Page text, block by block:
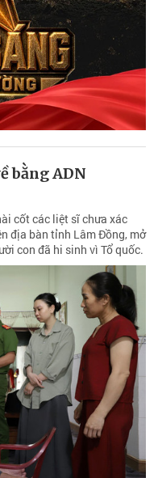
bằng ADN
cốt các liệt sĩ chưa xác
địa bàn tỉnh Lâm Đồng, mở
con đã hi sinh vì Tổ quốc.